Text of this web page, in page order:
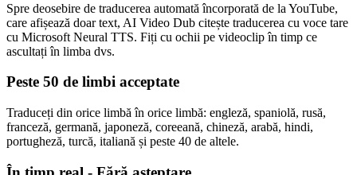
Spre deosebire de traducerea automată încorporată de la YouTube,
care afișează doar text, AI Video Dub citește traducerea cu voce tare
cu Microsoft Neural TTS. Fiți cu ochii pe videoclip în timp ce
ascultați în limba dvs.
Peste 50 de limbi acceptate
Traduceți din orice limbă în orice limbă: engleză, spaniolă, rusă,
franceză, germană, japoneză, coreeană, chineză, arabă, hindi,
portugheză, turcă, italiană și peste 40 de altele.